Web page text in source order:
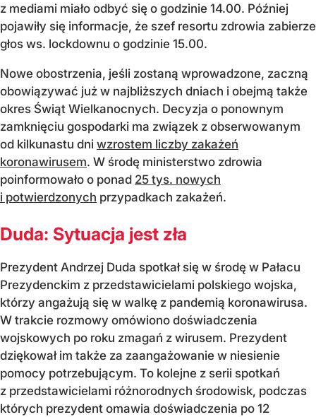
z mediami miało odbyć się o godzinie 14.00. Później
pojawiły się informacje, że szef resortu zdrowia zabierze
głos ws. lockdownu o godzinie 15.00.
Nowe obostrzenia, jeśli zostaną wprowadzone, zaczną
obowiązywać już w najbliższych dniach i obejmą także
okres Świąt Wielkanocnych. Decyzja o ponownym
zamknięciu gospodarki ma związek z obserwowanym
od kilkunastu dni wzrostem liczby zakażeń
koronawirusem. W środę ministerstwo zdrowia
poinformowało o ponad 25 tys. nowych
i potwierdzonych przypadkach zakażeń.
Duda: Sytuacja jest zła
Prezydent Andrzej Duda spotkał się w środę w Pałacu
Prezydenckim z przedstawicielami polskiego wojska,
którzy angażują się w walkę z pandemią koronawirusa.
W trakcie rozmowy omówiono doświadczenia
wojskowych po roku zmagań z wirusem. Prezydent
dziękował im także za zaangażowanie w niesienie
pomocy potrzebującym. To kolejne z serii spotkań
z przedstawicielami różnorodnych środowisk, podczas
których prezydent omawia doświadczenia po 12